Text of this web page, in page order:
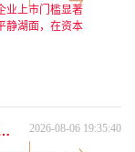
业上市门槛显著
静湖面，在资本
注。 从此次
了更为灵活的
为严格，如今
收入达到特定规
叩响科
普通投资者这样操作能赚钱！ 2026-08-06 19:35:40